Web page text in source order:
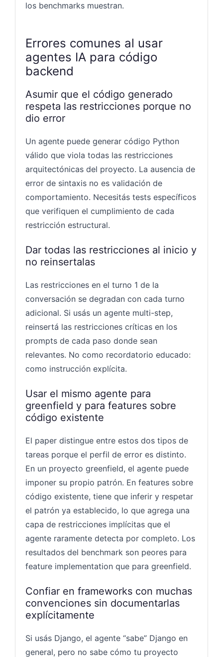
los benchmarks muestran.
Errores comunes al usar
agentes IA para código
backend
Asumir que el código generado
respeta las restricciones porque no
dio error
Un agente puede generar código Python
válido que viola todas las restricciones
arquitectónicas del proyecto. La ausencia de
error de sintaxis no es validación de
comportamiento. Necesitás tests específicos
que verifiquen el cumplimiento de cada
restricción estructural.
Dar todas las restricciones al inicio y
no reinsertalas
Las restricciones en el turno 1 de la
conversación se degradan con cada turno
adicional. Si usás un agente multi-step,
reinsertá las restricciones críticas en los
prompts de cada paso donde sean
relevantes. No como recordatorio educado:
como instrucción explícita.
Usar el mismo agente para
greenfield y para features sobre
código existente
El paper distingue entre estos dos tipos de
tareas porque el perfil de error es distinto.
En un proyecto greenfield, el agente puede
imponer su propio patrón. En features sobre
código existente, tiene que inferir y respetar
el patrón ya establecido, lo que agrega una
capa de restricciones implícitas que el
agente raramente detecta por completo. Los
resultados del benchmark son peores para
feature implementation que para greenfield.
Confiar en frameworks con muchas
convenciones sin documentarlas
explícitamente
Si usás Django, el agente “sabe” Django en
general, pero no sabe cómo tu proyecto